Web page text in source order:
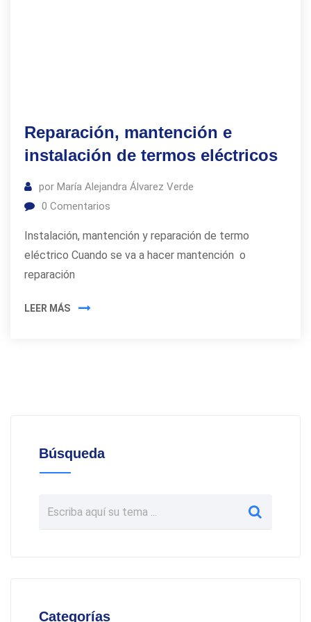
Reparación, mantención e
instalación de termos eléctricos
por María Alejandra Álvarez Verde
0 Comentarios
Instalación, mantención y reparación de termo
eléctrico Cuando se va a hacer mantención o
reparación
LEER MÁS
Búsqueda
Categorías